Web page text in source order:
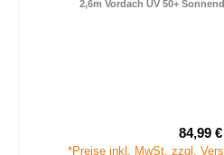
2,6m Vordach UV 50+
84,99 €
*Preise inkl. MwSt. zzgl.